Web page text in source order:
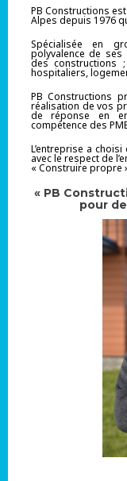
PB Constructions
Alpes depuis 1976
Spécialisée en
polyvalence de ses
des constructions ;
hospitaliers,
PB Constructions
réalisation de vos
de réponse en
compétence des
L’entreprise a
avec le respect de
« Construire propre
« PB
pour